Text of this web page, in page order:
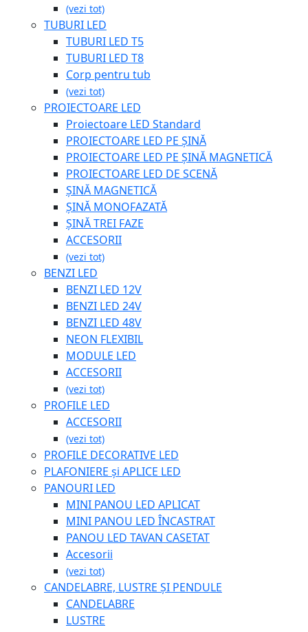
(vezi tot)
TUBURI LED
TUBURI LED T5
TUBURI LED T8
Corp pentru tub
(vezi tot)
PROIECTOARE LED
Proiectoare LED Standard
PROIECTOARE LED PE ȘINĂ
PROIECTOARE LED PE ȘINĂ MAGNETICĂ
PROIECTOARE LED DE SCENĂ
ȘINĂ MAGNETICĂ
ȘINĂ MONOFAZATĂ
ȘINĂ TREI FAZE
ACCESORII
(vezi tot)
BENZI LED
BENZI LED 12V
BENZI LED 24V
BENZI LED 48V
NEON FLEXIBIL
MODULE LED
ACCESORII
(vezi tot)
PROFILE LED
ACCESORII
(vezi tot)
PROFILE DECORATIVE LED
PLAFONIERE și APLICE LED
PANOURI LED
MINI PANOU LED APLICAT
MINI PANOU LED ÎNCASTRAT
PANOU LED TAVAN CASETAT
Accesorii
(vezi tot)
CANDELABRE, LUSTRE ȘI PENDULE
CANDELABRE
LUSTRE